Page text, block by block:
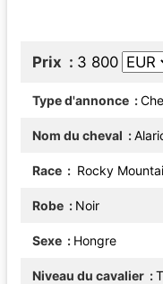
Prix 3 800
Type d'annonce
Nom du cheval
Race Rocky
Robe Noir
Sexe Hongre
Niveau du cavalier